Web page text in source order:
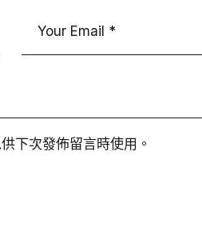
下次發佈留言時使用。